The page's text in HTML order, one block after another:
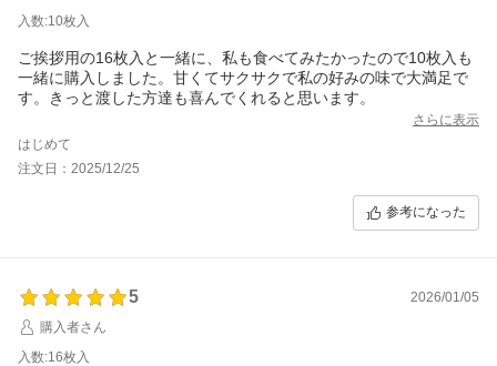
入数:10枚入
ご挨拶用の16枚入と一緒に、私も食べてみたかったので10枚入も
一緒に購入しました。甘くてサクサクで私の好みの味で大満足で
す。きっと渡した方達も喜んでくれると思います。
さらに表示
はじめて
注文日：2025/12/25
参考になった
5
2026/01/05
購入者さん
入数:16枚入